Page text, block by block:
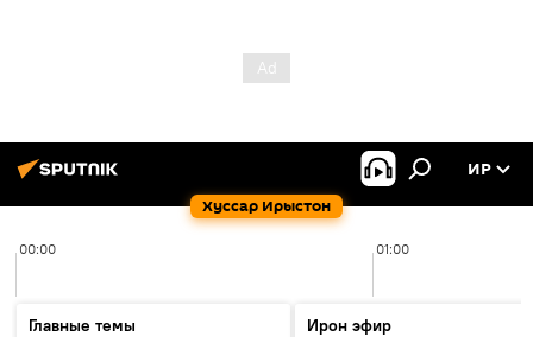
Хуссар Ирыстон
ИР
00:00 01:00
Главные темы
Ирон эфир